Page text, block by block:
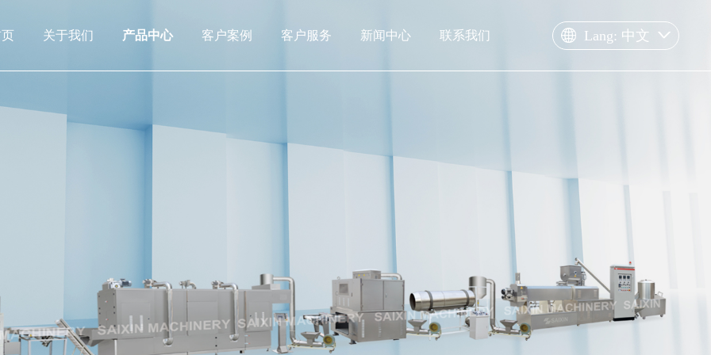
关于我们 产品中心 客户案例 客户服务 新闻中心 联系我们 Lang: 中文